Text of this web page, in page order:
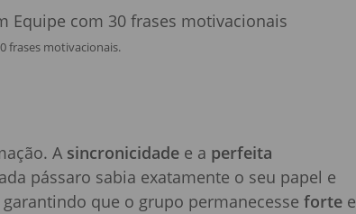
frases motivacionais.
A sincronicidade e a perfeita
pássaro sabia exatamente o seu papel e
que o grupo permanecesse forte e